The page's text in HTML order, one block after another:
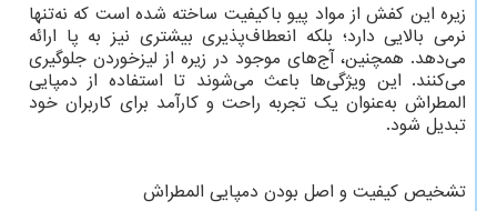
زیره این کفش از مواد پیو باکیفیت ساخته شده است که نه‌تنها
نرمی بالایی دارد؛ بلکه انعطاف‌پذیری بیشتری نیز به پا ارائه
می‌دهد. همچنین، آج‌های موجود در زیره از لیزخوردن جلوگیری
می‌کنند. این ویژگی‌ها باعث می‌شوند تا استفاده از دمپایی
المطراش به‌عنوان یک تجربه راحت و کارآمد برای کاربران خود
تبدیل شود.
تشخیص کیفیت و اصل بودن دمپایی المطراش